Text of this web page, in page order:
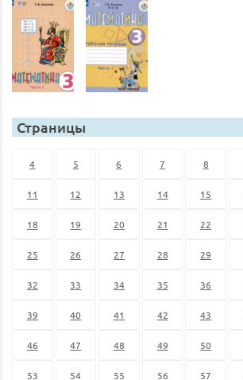
Страницы
4 5 6 7 8
11 12 13 14 15
18 19 20 21 22
25 26 27 28 29
32 33 34 35 36
39 40 41 42 43
46 47 48 49 50
53 54 55 56 57